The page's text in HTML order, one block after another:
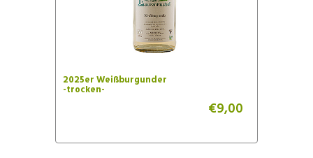
2025er Weißburgunder
-trocken-
€9,00